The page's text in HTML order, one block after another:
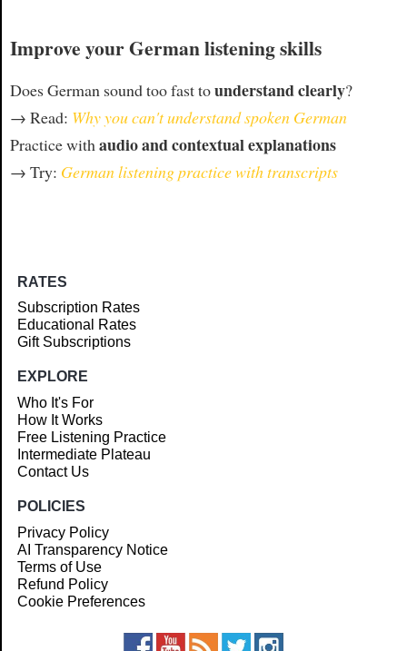
Improve your German listening skills
Does German sound too fast tounderstand clearly?
→ Read: Why you can't understand spoken German
Practice withaudio and contextual explanations
→ Try: German listening practice with transcripts
RATES
Subscription Rates
Educational Rates
Gift Subscriptions
EXPLORE
Who It's For
How It Works
Free Listening Practice
Intermediate Plateau
Contact Us
POLICIES
Privacy Policy
AI Transparency Notice
Terms of Use
Refund Policy
Cookie Preferences